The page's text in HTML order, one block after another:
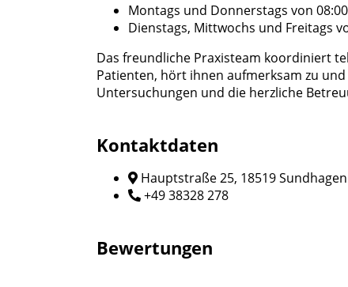
Montags und Donnerstags von
Dienstags, Mittwochs und Freitags
Das freundliche Praxisteam koordiniert
Patienten, hört ihnen aufmerksam zu
Untersuchungen und die herzliche
Kontaktdaten
Hauptstraße 25, 18519 Sundhagen
+49 38328 278
Bewertungen